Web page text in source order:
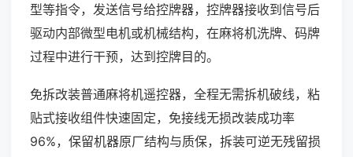
型等指令，发送信号给控牌器，控牌器接收到信号后
驱动内部微型电机或机械结构，在麻将机洗牌、码牌
过程中进行干预，达到控牌目的。
免拆改装普通麻将机遥控器，全程无需拆机破线，粘
贴式接收组件快速固定，免接线无损改装成功率
96%，保留机器原厂结构与质保，拆装可逆无残留损